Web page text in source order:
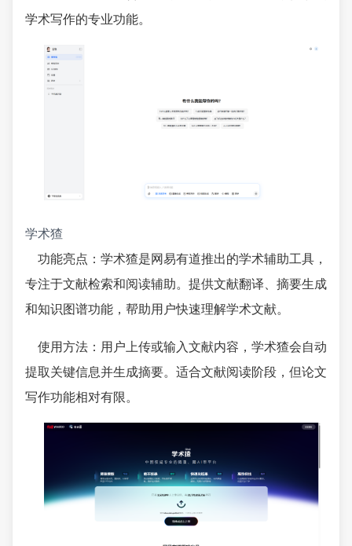
学术写作的专业功能。
学术猹
功能亮点：学术猹是网易有道推出的学术辅助工具，
专注于文献检索和阅读辅助。提供文献翻译、摘要生成
和知识图谱功能，帮助用户快速理解学术文献。
使用方法：用户上传或输入文献内容，学术猹会自动
提取关键信息并生成摘要。适合文献阅读阶段，但论文
写作功能相对有限。